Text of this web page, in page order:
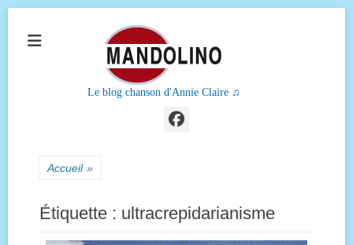
Le blog chanson d'Annie Claire ♫
Facebook
Accueil »
Étiquette : ultracrepidarianisme